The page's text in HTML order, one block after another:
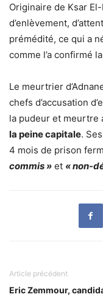
Originaire de Ksar
d’enlèvement,
prémédité, ce qui a
comme l’a confirmé
Le meurtrier
chefs d’accusation
la pudeur et meurtre
la peine capitale.
4 mois de prison
commis » et « non-
Article précédent
Eric Zemmour,